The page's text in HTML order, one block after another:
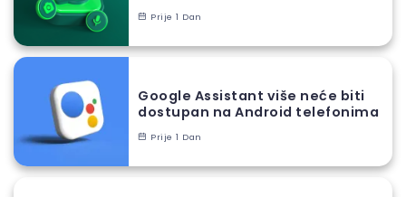
Prije 1 Dan
Google Assistant više neće biti
dostupan na Android telefonima
Prije 1 Dan